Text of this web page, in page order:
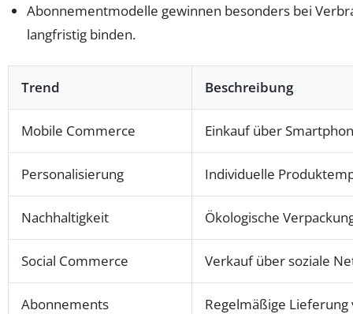
Abonnementmodelle gewinnen besonders bei
langfristig binden.
Trend Beschreibung
Mobile Commerce Einkauf über
Personalisierung Individuelle
Nachhaltigkeit Ökologische
Social Commerce Verkauf über soziale
Abonnements Regelmäßige